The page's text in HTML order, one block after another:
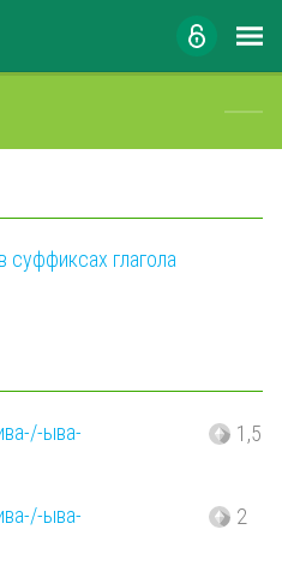
суффиксах глагола
ыва- 1,5
ыва- 2